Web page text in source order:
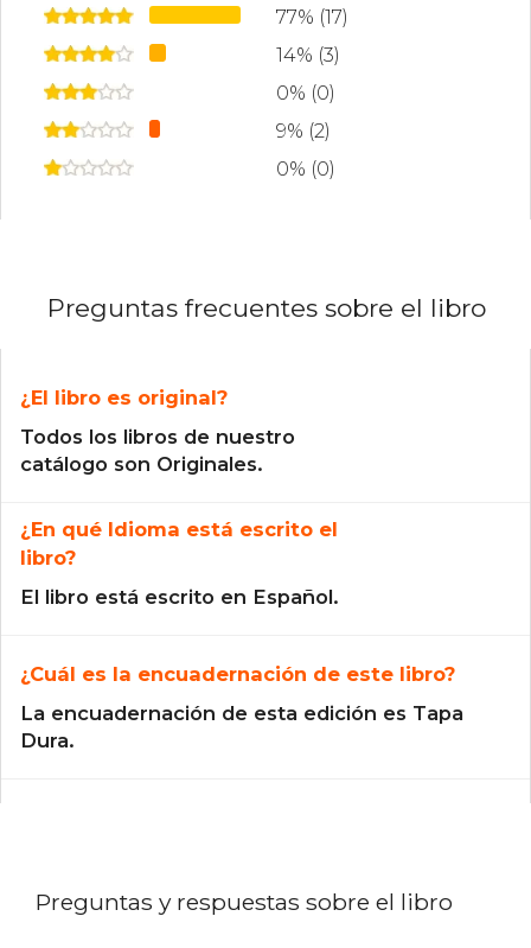
77% (17)
14% (3)
0% (0)
9% (2)
0% (0)
Preguntas frecuentes sobre el libro
¿El libro es original?
Todos los libros de nuestro
catálogo son Originales.
¿En qué Idioma está escrito el
libro?
El libro está escrito en Español.
¿Cuál es la encuadernación de este libro?
La encuadernación de esta edición es Tapa
Dura.
Preguntas y respuestas sobre el libro